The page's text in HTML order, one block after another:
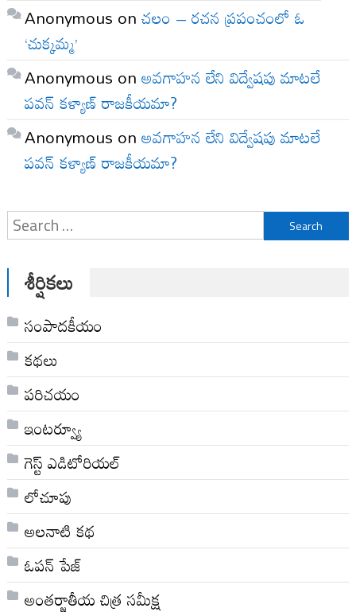
Anonymous onచలం – రచన ప్రపంచంలో ఓ
‘చుక్కమ్మ’
Anonymous onఅవగాహన లేని విద్వేషపు మాటలే
పవన్ కళ్యాణ్ రాజకీయమా?
Anonymous onఅవగాహన లేని విద్వేషపు మాటలే
పవన్ కళ్యాణ్ రాజకీయమా?
Search
for:
శీర్షికలు
సంపాదకీయం
కథలు
పరిచయం
ఇంటర్వ్యూ
గెస్ట్ ఎడిటోరియల్
లోచూపు
అల‌నాటి క‌థ‌
ఓపన్ పేజ్
అంతర్జాతీయ చిత్ర సమీక్ష